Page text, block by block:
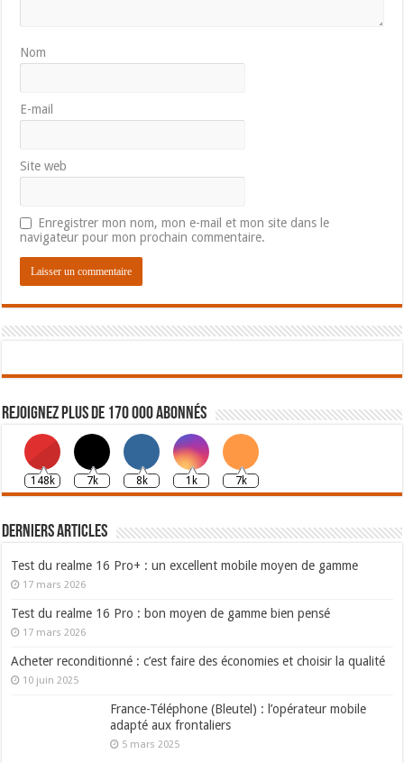
Nom
E-mail
Site web
Enregistrer mon nom, mon e-mail et mon site dans le
navigateur pour mon prochain commentaire.
Rejoignez plus de 170 000 abonnés
148k 7k 8k 1k 7k
Derniers articles
Test du realme 16 Pro+ : un excellent mobile moyen de gamme
17 mars 2026
Test du realme 16 Pro : bon moyen de gamme bien pensé
17 mars 2026
Acheter reconditionné : c’est faire des économies et choisir la qualité
10 juin 2025
France-Téléphone (Bleutel) : l’opérateur mobile
adapté aux frontaliers
5 mars 2025